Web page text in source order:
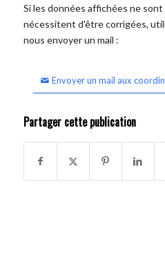
Si les données affichées ne
nécessitent d'être corrigées,
nous envoyer un mail :
Envoyer un mail aux
Partager cette publication